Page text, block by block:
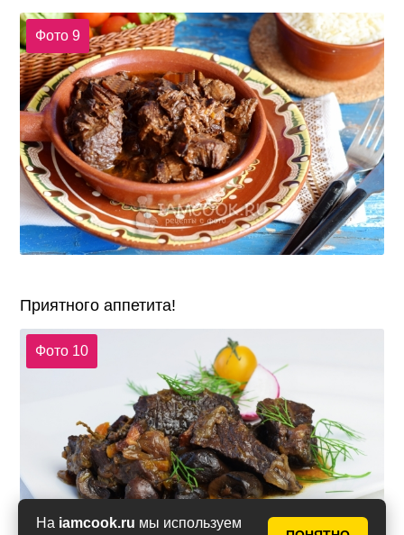
На iamcook.ru мы используем
Фото 9
Приятного аппетита!
Фото 10